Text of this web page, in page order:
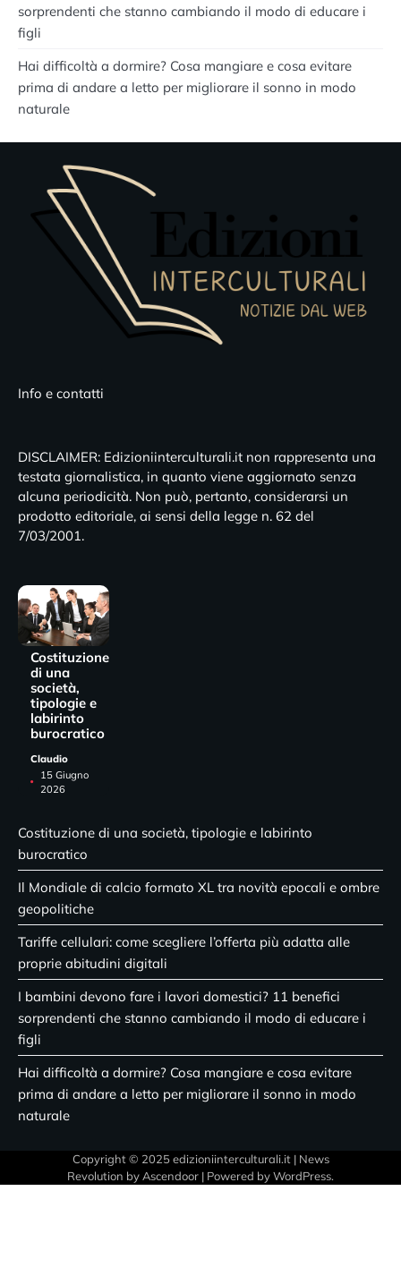
sorprendenti che stanno cambiando il modo di educare i
figli
Hai difficoltà a dormire? Cosa mangiare e cosa evitare
prima di andare a letto per migliorare il sonno in modo
naturale
Info e contatti
DISCLAIMER: Edizioniinterculturali.it non rappresenta una
testata giornalistica, in quanto viene aggiornato senza
alcuna periodicità. Non può, pertanto, considerarsi un
prodotto editoriale, ai sensi della legge n. 62 del
7/03/2001.
Costituzione
di una
società,
tipologie e
labirinto
burocratico
Claudio
15 Giugno
2026
Costituzione di una società, tipologie e labirinto
burocratico
Il Mondiale di calcio formato XL tra novità epocali e ombre
geopolitiche
Tariffe cellulari: come scegliere l’offerta più adatta alle
proprie abitudini digitali
I bambini devono fare i lavori domestici? 11 benefici
sorprendenti che stanno cambiando il modo di educare i
figli
Hai difficoltà a dormire? Cosa mangiare e cosa evitare
prima di andare a letto per migliorare il sonno in modo
naturale
Copyright © 2025 edizioniinterculturali.it | News
Revolution byAscendoor | Powered byWordPress.